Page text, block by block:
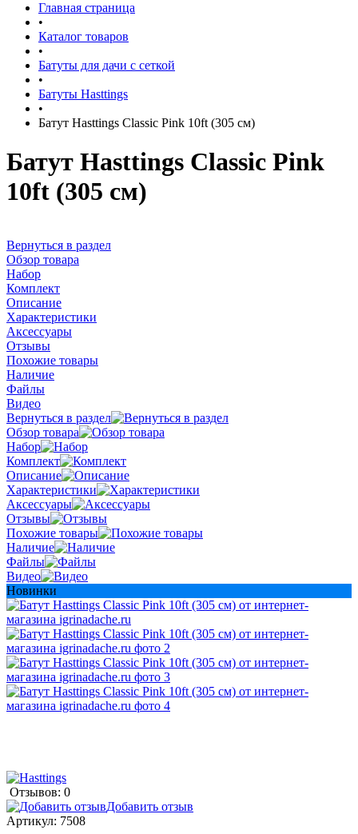
Главная страница
•
Каталог товаров
•
Батуты для дачи с сеткой
•
Батуты Hasttings
•
Батут Hasttings Classic Pink 10ft (305 см)
Батут Hasttings Classic Pink
10ft (305 см)
Вернуться в раздел
Обзор товара
Набор
Комплект
Описание
Характеристики
Аксессуары
Отзывы
Похожие товары
Наличие
Файлы
Видео
Вернуться в раздел
Обзор товара
Набор
Комплект
Описание
Характеристики
Аксессуары
Отзывы
Похожие товары
Наличие
Файлы
Видео
Новинки
Отзывов: 0
Добавить отзыв
Артикул: 7508